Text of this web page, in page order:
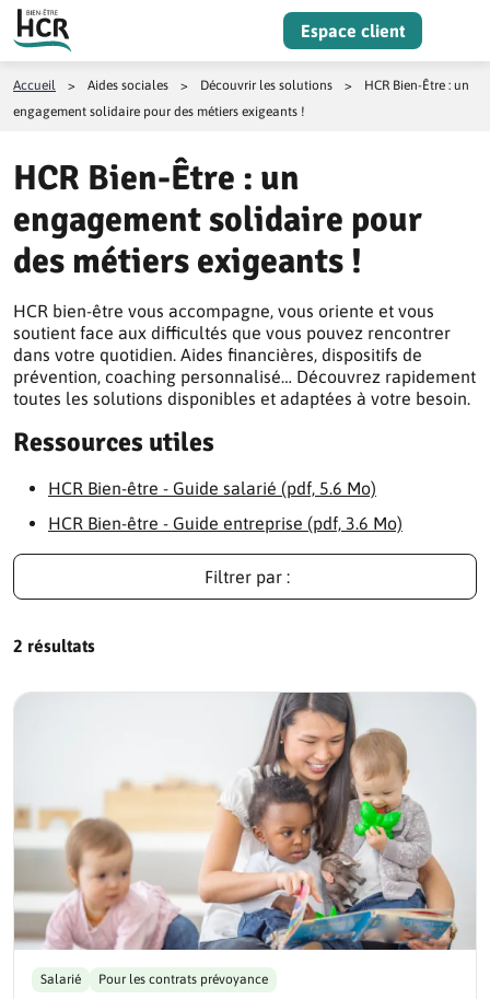
Aller au contenu
Espace client
Accueil > Aides sociales > Découvrir les solutions >
HCR Bien-Être : un
engagement solidaire pour des métiers exigeants !
HCR Bien-Être : un
engagement solidaire pour
des métiers exigeants !
HCR bien-être vous accompagne, vous oriente et vous
soutient face aux difficultés que vous pouvez rencontrer
dans votre quotidien. Aides financières, dispositifs de
prévention, coaching personnalisé… Découvrez rapidement
toutes les solutions disponibles et adaptées à votre besoin.
Ressources utiles
HCR Bien-être - Guide salarié (pdf, 5.6 Mo)
HCR Bien-être - Guide entreprise (pdf, 3.6 Mo)
Filtrer par :
2 résultats
Salarié Pour les contrats prévoyance